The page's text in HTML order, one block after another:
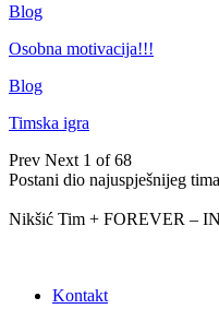
Blog
Osobna motivacija!!!
Blog
Timska igra
Prev Next 1 of 68
Postani dio najuspješnijeg
Nikšić Tim + FOREVER –
Kontakt